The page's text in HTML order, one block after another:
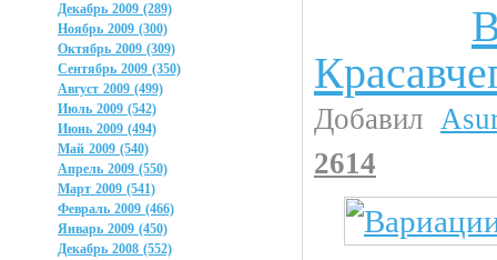
Декабрь 2009 (289)
Ноябрь 2009 (300)
Октябрь 2009 (309)
Сентябрь 2009 (350)
Август 2009 (499)
Июль 2009 (542)
Июнь 2009 (494)
Май 2009 (540)
Апрель 2009 (550)
Март 2009 (541)
Февраль 2009 (466)
Январь 2009 (450)
Декабрь 2008 (552)
Добавил
2614